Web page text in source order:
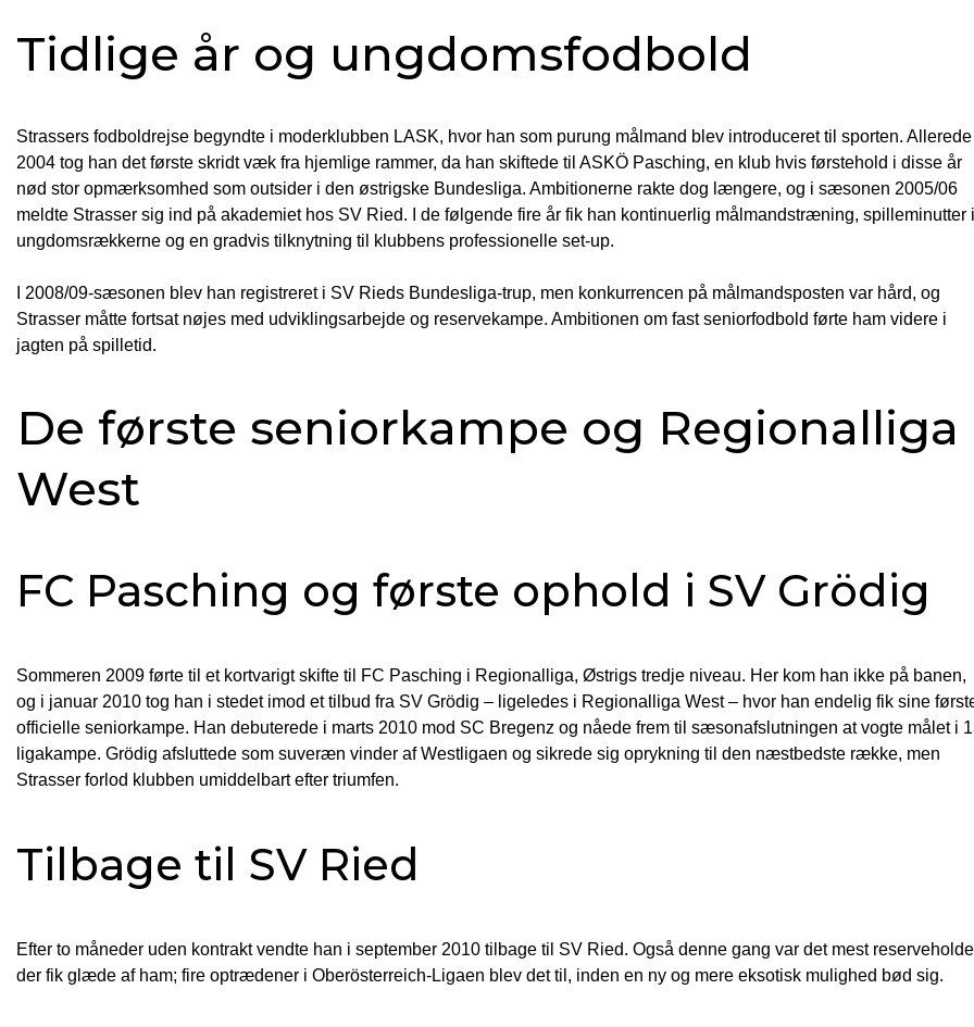
Tidlige år og ungdomsfodbold
Strassers fodboldrejse begyndte i moderklubben LASK, hvor han som purung målmand blev introduceret til sporten.
2004 tog han det første skridt væk fra hjemlige rammer, da han skiftede til ASKÖ Pasching, en klub hvis førstehold i disse år
nød stor opmærksomhed som outsider i den østrigske Bundesliga. Ambitionerne rakte dog længere, og i sæsonen 2005/06
meldte Strasser sig ind på akademiet hos SV Ried. I de følgende fire år fik han kontinuerlig målmandstræning, spilleminutter i
ungdomsrækkerne og en gradvis tilknytning til klubbens professionelle set-up.
I 2008/09-sæsonen blev han registreret i SV Rieds Bundesliga-trup, men konkurrencen på målmandsposten var hård, og
Strasser måtte fortsat nøjes med udviklingsarbejde og reservekampe. Ambitionen om fast seniorfodbold førte ham videre i
jagten på spilletid.
De første seniorkampe og Regionalliga
West
FC Pasching og første ophold i SV Grödig
Sommeren 2009 førte til et kortvarigt skifte til FC Pasching i Regionalliga, Østrigs tredje niveau. Her kom han ikke på banen,
og i januar 2010 tog han i stedet imod et tilbud fra SV Grödig – ligeledes i Regionalliga West – hvor han endelig fik sine
officielle seniorkampe. Han debuterede i marts 2010 mod SC Bregenz og nåede frem til sæsonafslutningen at vogte målet i
ligakampe. Grödig afsluttede som suveræn vinder af Westligaen og sikrede sig oprykning til den næstbedste række, men
Strasser forlod klubben umiddelbart efter triumfen.
Tilbage til SV Ried
Efter to måneder uden kontrakt vendte han i september 2010 tilbage til SV Ried. Også denne gang var det mest
der fik glæde af ham; fire optrædener i Oberösterreich-Ligaen blev det til, inden en ny og mere eksotisk mulighed bød sig.